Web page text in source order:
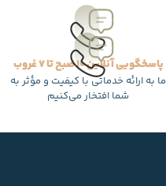
پاسخگویی آنلاین 10 صبح تا 7 غروب
ما به ارائه خدماتی با کیفیت و مؤثر به
شما افتخار می‌کنیم